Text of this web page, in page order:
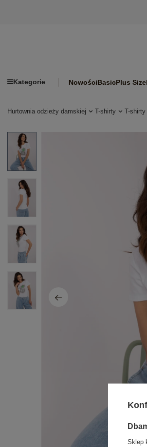
Kategorie NowościBasicPlus Size
Hurtownia odzieży damskiej T-shirty T-
Sklep